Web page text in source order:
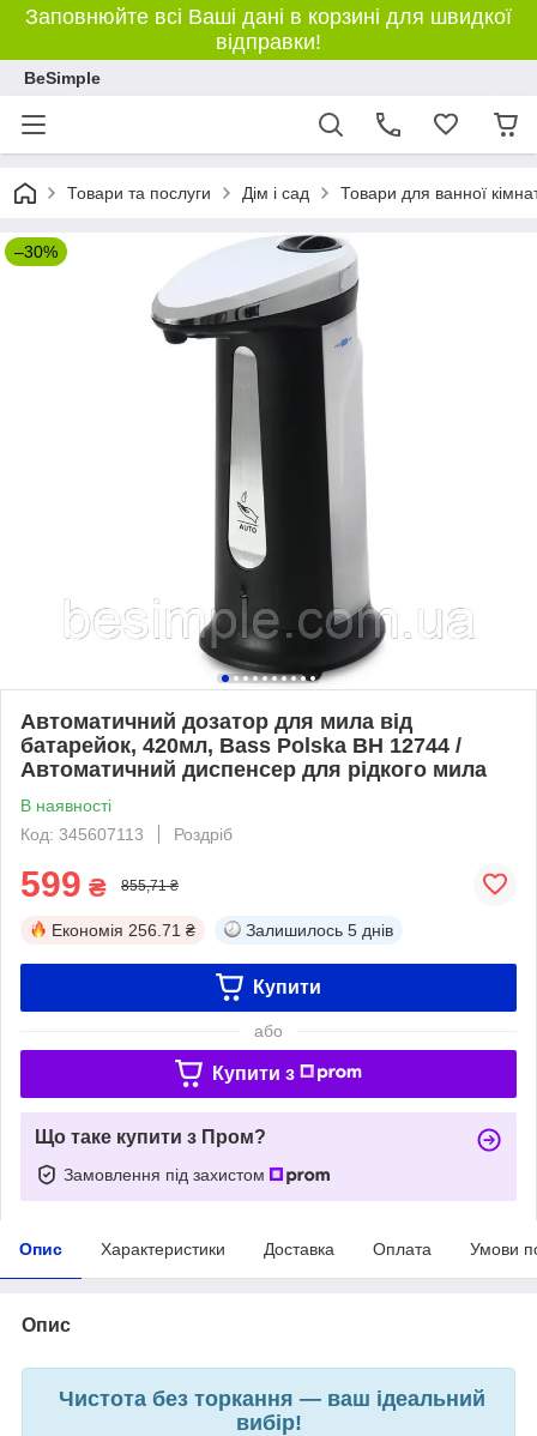
Заповнюйте всі Ваші дані в корзині для швидкої
відправки!
BeSimple
Товари та послуги Дім і сад Товари для ванної
–30%
Автоматичний дозатор для мила від
батарейок, 420мл, Bass Polska BH 12744 /
Автоматичний диспенсер для рідкого мила
В наявності
Код: 345607113
Роздріб
599 ₴ 855,71 ₴
Економія 256.71 ₴ Залишилось 5 днів
Купити
або
Купити з
Що таке купити з Пром?
Замовлення під захистом
Опис Характеристики Доставка Оплата Умови
Опис
Чистота без торкання — ваш ідеальний
вибір!